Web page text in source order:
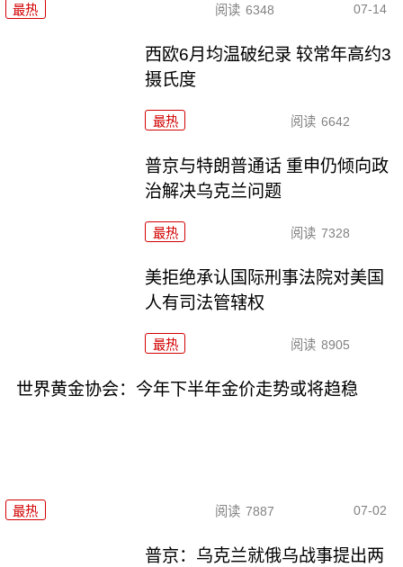
最热 阅读 6348 07-14
西欧6月均温破纪录 较常年高约3
摄氏度
最热 阅读 6642
普京与特朗普通话 重申仍倾向政
治解决乌克兰问题
最热 阅读 7328
美拒绝承认国际刑事法院对美国
人有司法管辖权
最热 阅读 8905
世界黄金协会：今年下半年金价走势或将趋稳
最热 阅读 7887 07-02
普京：乌克兰就俄乌战事提出两